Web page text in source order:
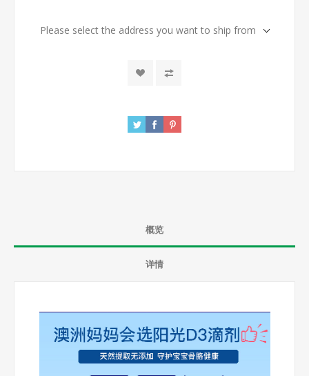
Please select the address you want to ship from
概览
详情